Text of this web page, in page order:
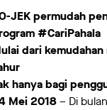
JEK permudah
#CariPahala
dari
hanya bagi
Mei 2018– Di